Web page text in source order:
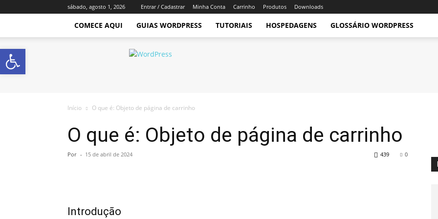
sábado, agosto 1, 2026 Entrar / Cadastrar Minha Conta Carrinho Produtos Downloads
COMECE AQUI GUIAS WORDPRESS TUTORIAIS HOSPEDAGENS GLOSSÁRIO WORDPRESS
Início O que é: Objeto de página de carrinho
O que é: Objeto de página de carrinho
Por - 15 de abril de 2024 0
439
Introdução
Abrir a barra de ferramentas